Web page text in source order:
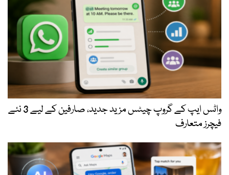
واٹس ایپ کے گروپ چیٹس مزید جدید، صارفین کے لیے 3 نئے
فیچرز متعارف